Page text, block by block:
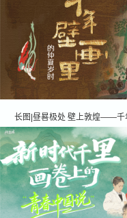
长图|昼晷极处 壁上敦煌——千